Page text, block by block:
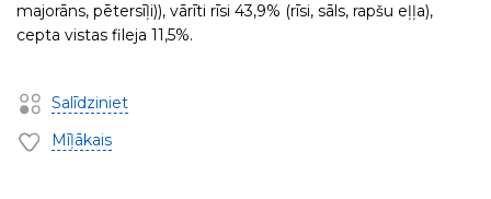
majorāns, pētersīļi)), vārīti rīsi 43,9% (rīsi, sāls, rapšu eļļa),
cepta vistas fileja 11,5%.
Salīdziniet
Mīļākais